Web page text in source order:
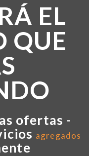
EL
QUE
ofertas -
agregados